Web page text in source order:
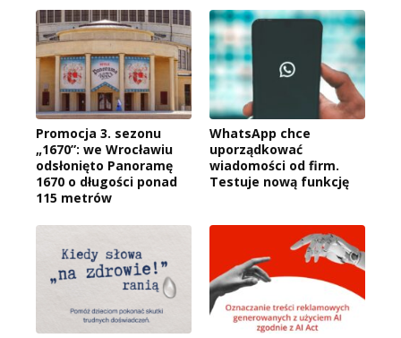
Promocja 3. sezonu
„1670”: we Wrocławiu
odsłonięto Panoramę
1670 o długości ponad
115 metrów
WhatsApp chce
uporządkować
wiadomości od firm.
Testuje nową funkcję